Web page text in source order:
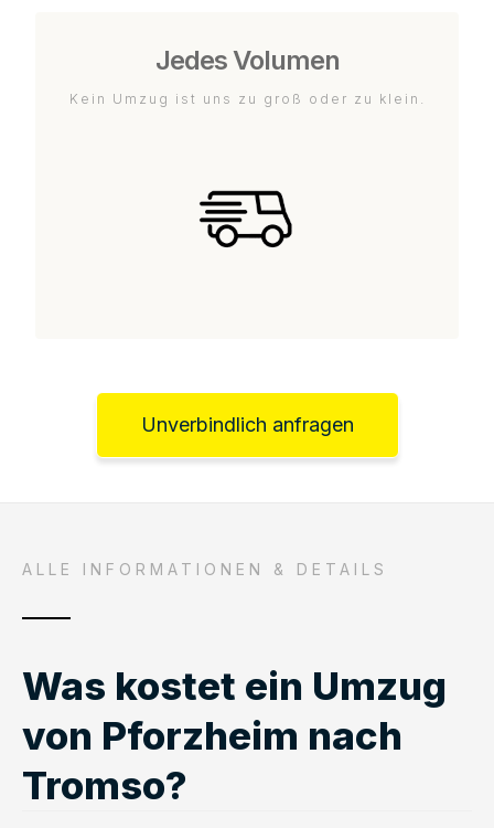
Jedes Volumen
Kein Umzug ist uns zu groß oder zu klein.
Unverbindlich anfragen
ALLE INFORMATIONEN & DETAILS
Was kostet ein Umzug
von Pforzheim nach
Tromso?